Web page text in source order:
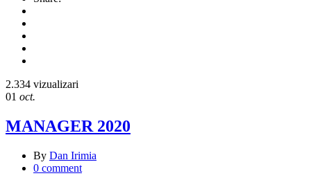
2.334 vizualizari
01 oct.
MANAGER 2020
By Dan Irimia
0 comment